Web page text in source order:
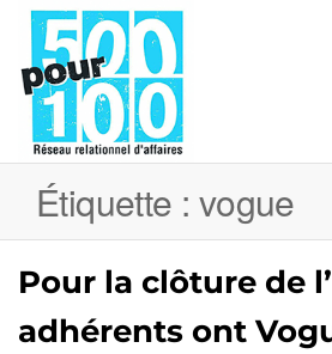
Étiquette : vogue
Pour la clôture de
adhérents ont